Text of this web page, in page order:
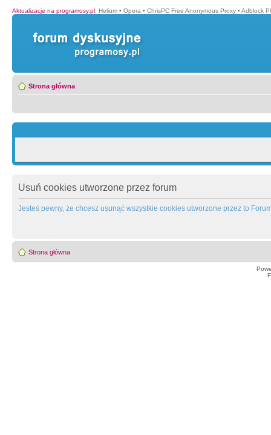
Aktualizacje na programosy.pl: Helium • Opera • ChrisPC Free Anonymous Proxy • Adblock
Strona główna
Usuń cookies utworzone przez forum
Jesteś pewny, że chcesz usunąć wszystkie cookies utworzone przez to
Strona główna